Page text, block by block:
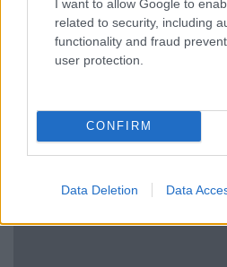
I want to allow Google to
related to security, including
functionality and fraud
user protection.
CONFIRM
Data Deletion Data
Uniós források: íme a
pénzek érkezéséhez még